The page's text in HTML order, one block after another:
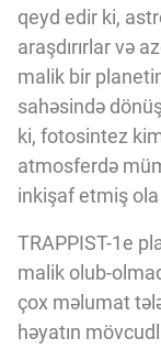
qeyd edir ki,
araşdırırlar və
malik bir
sahəsində
ki, fotosintez
atmosferdə
inkişaf etmiş
TRAPPIST-1e
malik olub-
çox məlumat
həyatın